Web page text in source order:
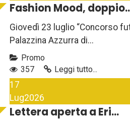
Fashion Mood,
Giovedì 23 luglio “Concorso
Palazzina Azzurra di...
Promo
357
Leggi tutto...
17
Lug2026
Lettera aperta a Eri...